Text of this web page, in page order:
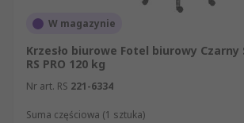
W magazynie
Krzesło biurowe Fotel biurowy Czarny
RS PRO 120 kg
Nr art. RS 221-6334
Suma częściowa (1 sztuka)